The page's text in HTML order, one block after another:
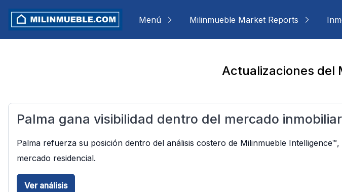
content
Menú Milinmueble Market Reports
Actualizaciones del
Palma gana visibilidad dentro del mercado
Palma refuerza su posición dentro del análisis costero de Milinmueble
mercado residencial.
Ver análisis